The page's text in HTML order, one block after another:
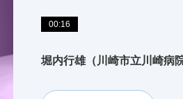
00:16
堀内行雄（川崎市立川崎病